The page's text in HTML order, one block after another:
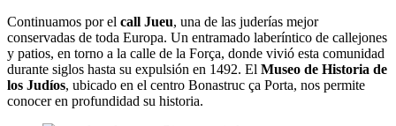
Continuamos por el call Jueu, una de las juderías mejor
conservadas de toda Europa. Un entramado laberíntico de callejones
y patios, en torno a la calle de la Força, donde vivió esta comunidad
durante siglos hasta su expulsión en 1492. El Museo de Historia de
los Judíos, ubicado en el centro Bonastruc ça Porta, nos permite
conocer en profundidad su historia.